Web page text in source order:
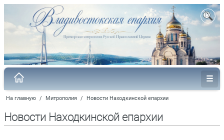
На главную / Митрополия / Новости Находкинской епархии
Новости Находкинской епархии